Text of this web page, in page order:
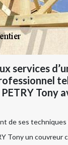
services
Tony
de ses
Tony un couvreur